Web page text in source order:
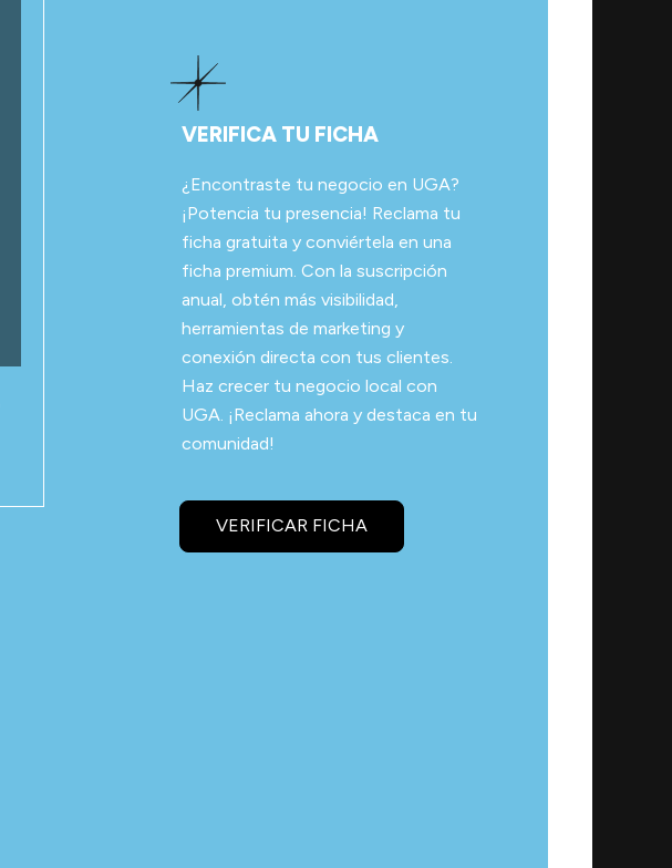
VERIFICA TU FICHA
¿Encontraste tu negocio en UGA?
¡Potencia tu presencia! Reclama tu
ficha gratuita y conviértela en una
ficha premium. Con la suscripción
anual, obtén más visibilidad,
herramientas de marketing y
conexión directa con tus clientes.
Haz crecer tu negocio local con
UGA. ¡Reclama ahora y destaca en tu
comunidad!
VERIFICAR FICHA